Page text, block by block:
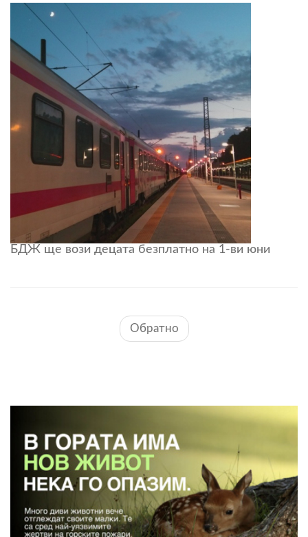
БДЖ ще вози децата безплатно на 1-ви юни
Обратно